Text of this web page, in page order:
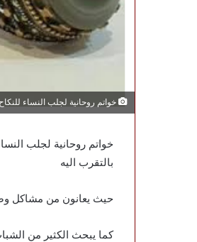
خواتم روحانية لجلب النساء
خواتم روحانية لجلب
بالتقرب اليه
حيث يعانون من مشاكل
كما يبحث الكثير من